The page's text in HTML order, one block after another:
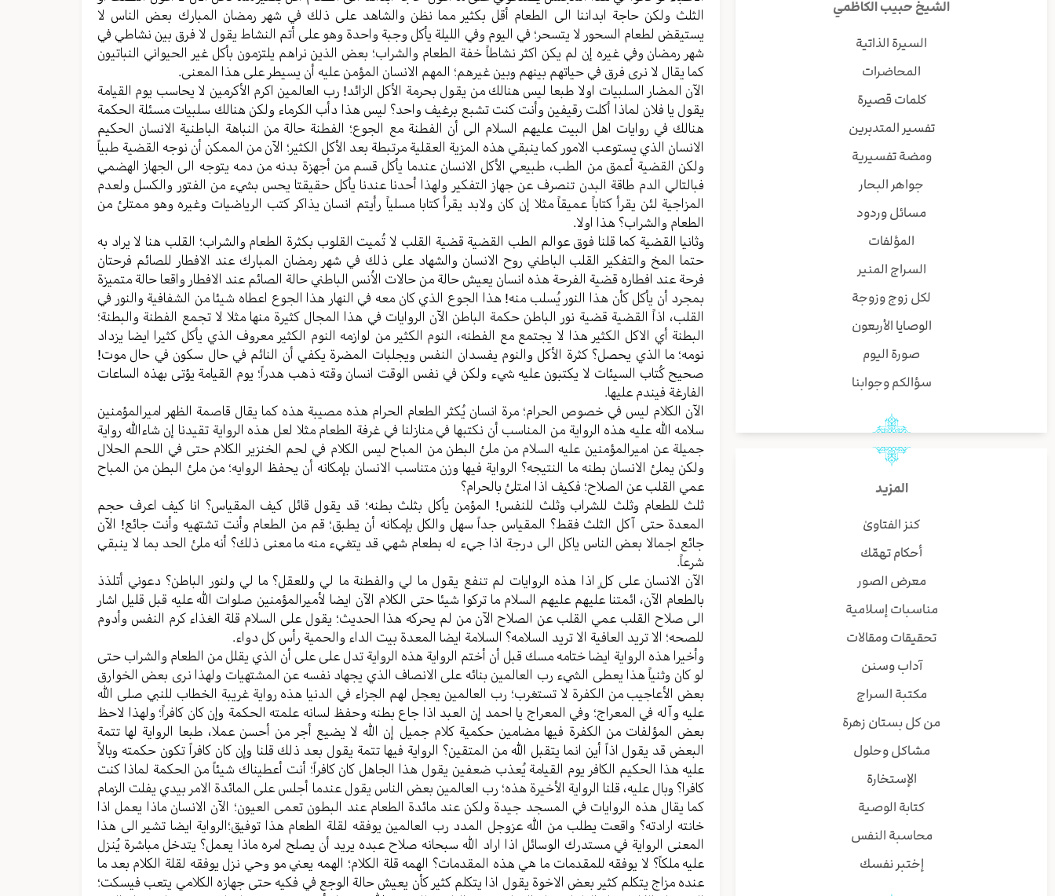
الشيخ حبيب الكاظمي
السيرة الذاتية
المحاضرات
كلمات قصيرة
تفسير المتدبرين
ومضة تفسيرية
جواهر البحار
مسائل وردود
المؤلفات
السراج المنير
لكل زوج وزوجة
الوصايا الأربعون
صورة اليوم
سؤالكم وجوابنا
المزيد
كنز الفتاوىٰ
أحكام تهمّك
معرض الصور
مناسبات إسلامية
تحقيقات ومقالات
آداب وسنن
مكتبة السراج
من كل بستان زهرة
مشاكل وحلول
الإستخارة
كتابة الوصية
محاسبة النفس
إختبر نفسك
الثلث ولکن حاجة ابداننا الی الطعام أقل بکثیر مما نظن والشاهد علی ذلك في شهر رمضان المبارك بعض الناس لا
یستیقض لطعام السحور لا یتسحر؛ في الیوم وفي اللیلة يأکل وجبة واحدة وهو علی أتم النشاط یقول لا فرق بین نشاطي في
شهر رمضان وفي غیره إن لم یکن اکثر نشاطاً خفة الطعام والشراب؛ بعض الذین نراهم یلتزمون بأکل غیر الحیواني النباتیون
کما یقال لا نری فرق في حیاتهم بینهم وبین غیرهم؛ المهم الانسان المؤمن علیه أن یسیطر علی هذا المعنی.
الآن المضار السلبيات اولا طبعا لیس هنالك من یقول بحرمة الأکل الزائد! رب العالمین اکرم الأکرمین لا یحاسب یوم القيامة
یقول یا فلان لماذا أکلت رقیفین وأنت کنت تشبع برغیف واحد؟ لیس هذا دأب الکرماء ولکن هنالك سلبیات مسئلة الحکمة
هنالك في روایات اهل البیت علیهم السلام الی أن الفطنة مع الجوع؛ الفطنة حالة من النباهة الباطنیة الانسان الحکیم
الانسان الذي یستوعب الامور کما ینبقي هذه المزیة العقلیة مرتبطة بعد الأکل الکثیر؛ الآن من الممکن أن نوجه القضیة طبیاً
ولکن القضیة أعمق من الطب، طبیعي الأکل الانسان عندما یأکل قسم من أجهزة بدنه من دمه یتوجه الی الجهاز الهضمي
فبالتالي الدم طاقة البدن تنصرف عن جهاز التفکیر ولهذا أحدنا عندنا یأکل حقیقتا یحس بشيء من الفتور والکسل ولعدم
المزاجیة لئن یقرأ کتاباً عمیقاً مثلا إن کان ولابد یقرأ کتابا مسلیاً رأيتم انسان یذاکر کتب الریاضیات وغیره وهو ممتلئ من
الطعام والشراب؟ هذا اولا.
وثانیا القضیة کما قلنا فوق عوالم الطب القضیة قضیة القلب لا تُمیت القلوب بکثرة الطعام والشراب؛ القلب هنا لا یراد به
حتما المخ والتفکیر القلب الباطني روح الانسان والشهاد علی ذلك في شهر رمضان المبارك عند الافطار للصائم فرحتان
فرحة عند افطاره قضیة الفرحة هذه انسان یعیش حالة من حالات الاُنس الباطني حالة الصائم عند الافطار واقعا حالة متمیزة
بمجرد أن یأکل کأن هذا النور یُسلب منه! هذا الجوع الذي کان معه في النهار هذا الجوع اعطاه شیئا من الشفافیة والنور في
القلب، اذاً القضیة قضیة نور الباطن حکمة الباطن الآن الروایات في هذا المجال کثیرة منها مثلا لا تجمع الفطنة والبطنة؛
البطنة أي الاکل الکثیر هذا لا یجتمع مع الفطنه، النوم الکثیر من لوازمه النوم الکثیر معروف الذي يأکل کثیرا ایضا یزداد
نومه؛ ما الذي یحصل؟ کثرة الأکل والنوم یفسدان النفس ویجلبات المضرة يكفي أن النائم في حال سکون في حال موت!
صحیح کُتاب السیئات لا یکتبون علیه شيء ولکن في نفس الوقت انسان وقته ذهب هدراً؛ یوم القیامة يؤتی بهذه الساعات
الفارغة فیندم علیها.
الآن الکلام لیس في خصوص الحرام؛ مرة انسان یُکثر الطعام الحرام هذه مصیبة هذه کما یقال قاصمة الظهر امیرالمؤمنین
سلامه الله علیه هذه الروایة من المناسب أن نکتبها في منازلنا في غرفة الطعام مثلا لعل هذه الروایة تقیدنا إن شاءالله روایة
جمیلة عن امیرالمؤمنین علیه السلام من ملئ البطن من المباح لیس الکلام في لحم الخنزیر الکلام حتی في اللحم الحلال
ولکن یملئ الانسان بطنه ما النتیجه؟ الروایة فیها وزن متناسب الانسان بإمکانه أن یحفظ الروایه؛ من ملئ البطن من المباح
عمي القلب عن الصلاح؛ فکیف اذا امتلئ بالحرام؟
ثلث للطعام وثلث للشراب وثلث للنفس! المؤمن یأکل بثلث بطنه؛ قد یقول قائل کیف المقیاس؟ انا کیف اعرف حجم
المعدة حتی آکل الثلث فقط؟ المقیاس جداً سهل والکل بإمکانه أن یطبق؛ قم من الطعام وأنت تشتهیه وأنت جائع! الآن
جائع اجمالا بعض الناس یاکل الی درجة اذا جيء له بطعام شهي قد یتغيء منه ما معنی ذلك؟ أنه ملئ الحد بما لا ینبقي
شرعاً.
الآن الانسان علی کلٍ اذا هذه الروایات لم تنفع یقول ما لي والفطنة ما لي وللعقل؟ ما لي ولنور الباطن؟ دعوني أتلذذ
بالطعام الآن، ائمتنا علیهم علیهم السلام ما ترکوا شیئا حتی الکلام الآن ایضا لأمیرالمؤمنین صلوات الله علیه قبل قلیل اشار
الی صلاح القلب عمي القلب عن الصلاح الآن من لم یحرکه هذا الحدیث؛ یقول علی السلام قلة الغذاء کرم النفس وأدوم
للصحه؛ الا ترید العافیة الا ترید السلامه؟ السلامة ایضا المعدة بیت الداء والحمیة رأس کل دواء.
وأخیرا هذه الروایة ایضا ختامه مسك قبل أن أختم الروایة هذه الروایة تدل علی علی أن الذي یقلل من الطعام والشراب حتی
لو کان وثنیاً هذا یعطی الشيء رب العالمین بنائه علی الانصاف الذي یجهاد نفسه عن المشتهیات ولهذا نری بعض الخوارق
بعض الأعاجیب من الکفرة لا تستغرب؛ رب العالمین یعجل لهم الجزاء في الدنیا هذه روایة غريبة الخطاب للنبي صلی الله
علیه وآله في المعراج؛ وفي المعراج یا احمد إن العبد اذا جاع بطنه وحفظ لسانه علمته الحکمة وإن کان کافراً؛ ولهذا لاحظ
بعض المؤلفات من الکفرة فیها مضامین حکمیة کلام جمیل إن الله لا یضیع أجر من أحسن عملا، طبعا الروایة لها تتمة
البعض قد یقول اذاً أين انما یتقبل الله من المتقین؟ الروایة فیها تتمة یقول بعد ذلك قلنا وإن کان کافراً تکون حکمته وبالاً
علیه هذا الحکیم الکافر یوم القیامة یُعذب ضعفین یقول هذا الجاهل کان کافراً؛ أنت أعطیناك شيئاً من الحکمة لماذا کنت
کافرا؟ وبال علیه، قلنا الروایة الأخیرة هذه؛ رب العالمین بعض الناس یقول عندما أجلس علی المائدة الامر بیدي یفلت الزمام
کما یقال هذه الروایات في المسجد جیدة ولکن عند مائدة الطعام عند البطون تعمی العیون؛ الآن الانسان ماذا یعمل اذا
خانته ارادته؟ واقعت یطلب من الله عزوجل المدد رب العالمین یوفقه لقلة الطعام هذا توفیق؛الروایة ایضا تشیر الی هذا
المعنی الروایة في مستدرك الوسائل اذا اراد الله سبحانه صلاح عبده یرید أن یصلح امره ماذا یعمل؟ یتدخل مباشرة یُنزل
علیه ملکاً؟ لا یوفقه للمقدمات ما هي هذه المقدمات؟ الهمه قلة الکلام؛ الهمه یعني مو وحي نزل یوفقه لقلة الکلام بعد ما
عنده مزاج یتکلم کثیر بعض الاخوة یقول اذا یتکلم کثیر کأن یعیش حالة الوجع في فکیه حتی جهازه الکلامي یتعب فیسکت؛